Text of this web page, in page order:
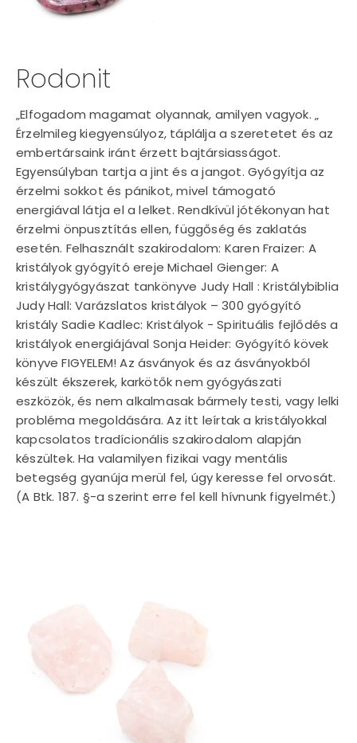
Rodonit
„Elfogadom magamat olyannak, amilyen vagyok. „
Érzelmileg kiegyensúlyoz, táplálja a szeretetet és az
embertársaink iránt érzett bajtársiasságot.
Egyensúlyban tartja a jint és a jangot. Gyógyítja az
érzelmi sokkot és pánikot, mivel támogató
energiával látja el a lelket. Rendkívül jótékonyan hat
érzelmi önpusztítás ellen, függőség és zaklatás
esetén. Felhasznált szakirodalom: Karen Fraizer: A
kristályok gyógyító ereje Michael Gienger: A
kristálygyógyászat tankönyve Judy Hall : Kristálybiblia
Judy Hall: Varázslatos kristályok – 300 gyógyító
kristály Sadie Kadlec: Kristályok - Spirituális fejlődés a
kristályok energiájával Sonja Heider: Gyógyító kövek
könyve FIGYELEM! Az ásványok és az ásványokból
készült ékszerek, karkötők nem gyógyászati
eszközök, és nem alkalmasak bármely testi, vagy lelki
probléma megoldására. Az itt leírtak a kristályokkal
kapcsolatos tradícionális szakirodalom alapján
készültek. Ha valamilyen fizikai vagy mentális
betegség gyanúja merül fel, úgy keresse fel orvosát.
(A Btk. 187. §-a szerint erre fel kell hívnunk figyelmét.)